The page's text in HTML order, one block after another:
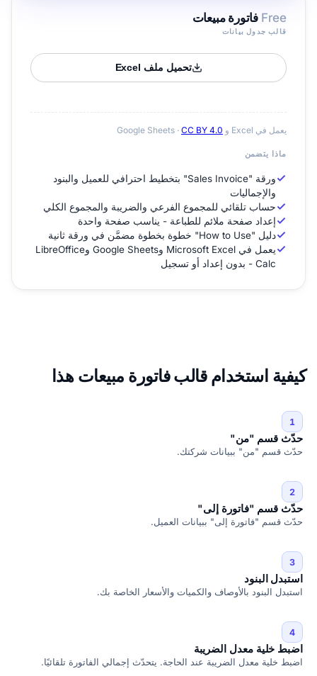
Free فاتورة مبيعات
قالب جدول بيانات
تحميل ملف Excel
يعمل في Excel و Google Sheets · CC BY 4.0
ماذا يتضمن
ورقة "Sales Invoice" بتخطيط احترافي للعميل والبنود
والإجماليات
حساب تلقائي للمجموع الفرعي والضريبة والمجموع الكلي
إعداد صفحة ملائم للطباعة - يناسب صفحة واحدة
دليل "How to Use" خطوة بخطوة مضمَّن في ورقة ثانية
يعمل في Microsoft Excel وGoogle Sheets وLibreOffice
Calc - بدون إعداد أو تسجيل
كيفية استخدام قالب فاتورة مبيعات هذا
1
حدّث قسم "من"
حدّث قسم "من" ببيانات شركتك.
2
حدّث قسم "فاتورة إلى"
حدّث قسم "فاتورة إلى" ببيانات العميل.
3
استبدل البنود
استبدل البنود بالأوصاف والكميات والأسعار الخاصة بك.
4
اضبط خلية معدل الضريبة
اضبط خلية معدل الضريبة عند الحاجة. يتحدّث إجمالي الفاتورة تلقائيًا.